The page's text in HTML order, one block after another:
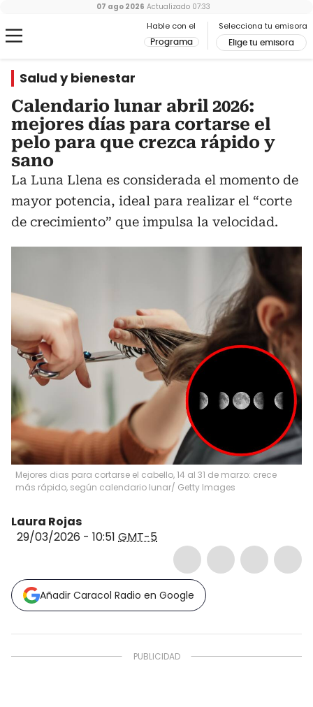
Hable con el
Programa
Selecciona tu emisora
Elige tu emisora
07 ago 2026 Actualizado 07:33
Salud y bienestar
Calendario lunar abril 2026:
mejores días para cortarse el
pelo para que crezca rápido y
sano
La Luna Llena es considerada el momento de
mayor potencia, ideal para realizar el “corte
de crecimiento” que impulsa la velocidad.
Mejores dias para cortarse el cabello, 14 al 31 de marzo: crece
más rápido, según calendario lunar/ Getty Images
Laura Rojas
29/03/2026 - 10:51 GMT-5
Añadir Caracol Radio en Google